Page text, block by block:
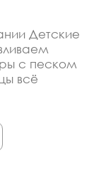
Детские
с песком
всё